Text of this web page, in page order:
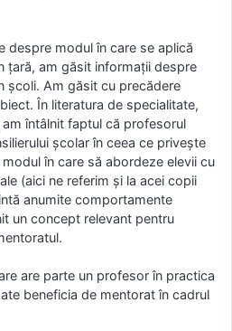
despre modul în care se aplică
țară, am găsit informații despre
școli. Am găsit cu precădere
În literatura de specialitate,
întâlnit faptul că profesorul
școlar în ceea ce privește
în care să abordeze elevii cu
(aici ne referim și la acei copii
anumite comportamente
un concept relevant pentru
are parte un profesor în practica
beneficia de mentorat în cadrul